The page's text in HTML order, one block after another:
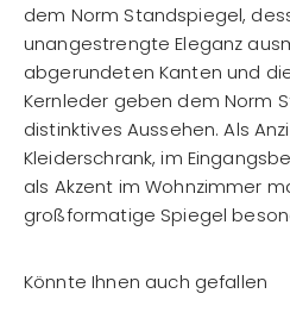
dem Norm Standspiegel,
unangestrengte Eleganz
abgerundeten Kanten und
Kernleder geben dem Norm
distinktives Aussehen. Als
Kleiderschrank, im
als Akzent im Wohnzimmer
großformatige Spiegel